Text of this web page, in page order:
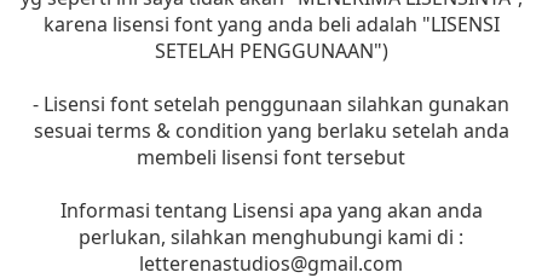
karena lisensi font yang anda beli adalah "LISENSI
SETELAH PENGGUNAAN")
- Lisensi font setelah penggunaan silahkan gunakan
sesuai terms & condition yang berlaku setelah anda
membeli lisensi font tersebut
Informasi tentang Lisensi apa yang akan anda
perlukan, silahkan menghubungi kami di :
letterenastudios@gmail.com